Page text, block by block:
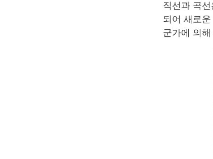
직선과 곡
되어 새로
군가에 의